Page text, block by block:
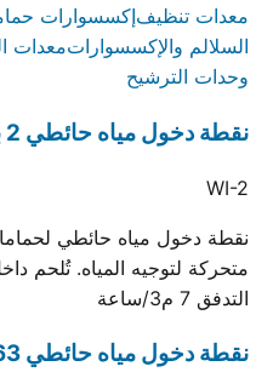
معدات تنظيفإكسسوارات
السلالم والإكسسواراتمعدات
وحدات الترشيح
نقطة دخول مياه حائطي 2 بوصة
WI-2
نقطة دخول مياه حائطي
التدفق 7 م3/ساعة
نقطة دخول مياه حائطي 63 مم